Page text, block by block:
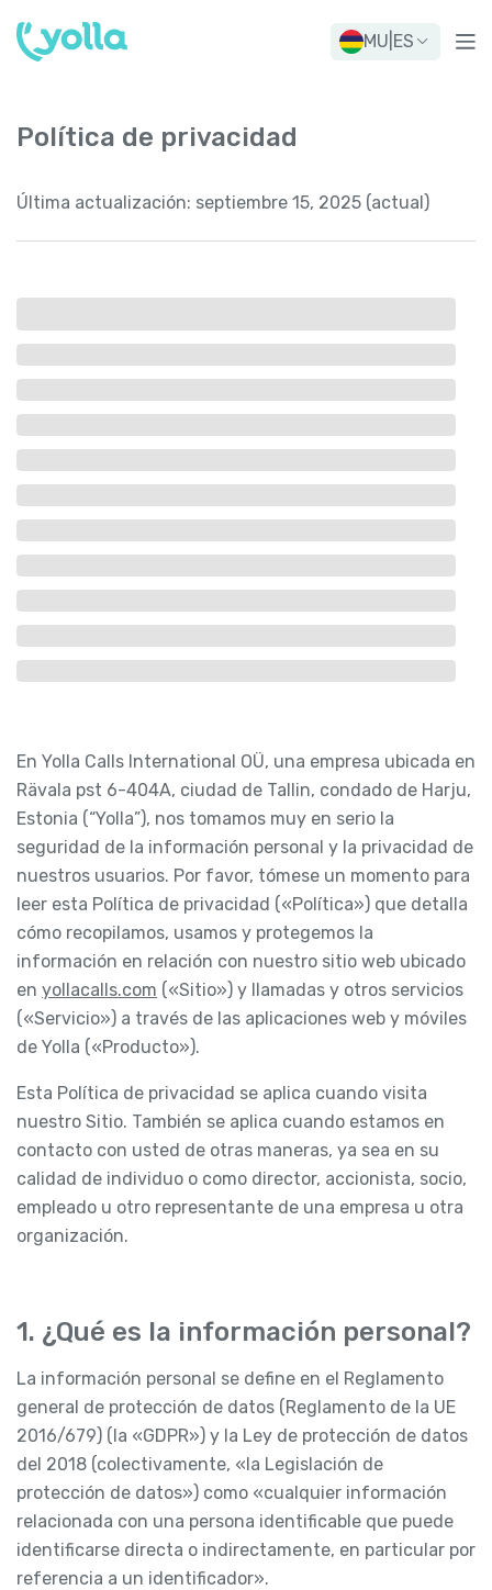
MU ES
Política de privacidad
Última actualización: septiembre 15, 2025 (actual)
En Yolla Calls International OÜ, una empresa ubicada en
Rävala pst 6-404A, ciudad de Tallin, condado de Harju,
Estonia (“Yolla”), nos tomamos muy en serio la
seguridad de la información personal y la privacidad de
nuestros usuarios. Por favor, tómese un momento para
leer esta Política de privacidad («Política») que detalla
cómo recopilamos, usamos y protegemos la
información en relación con nuestro sitio web ubicado
en yollacalls.com («Sitio») y llamadas y otros servicios
(«Servicio») a través de las aplicaciones web y móviles
de Yolla («Producto»).
Esta Política de privacidad se aplica cuando visita
nuestro Sitio. También se aplica cuando estamos en
contacto con usted de otras maneras, ya sea en su
calidad de individuo o como director, accionista, socio,
empleado u otro representante de una empresa u otra
organización.
1. ¿Qué es la información personal?
La información personal se define en el Reglamento
general de protección de datos (Reglamento de la UE
2016/679) (la «GDPR») y la Ley de protección de datos
del 2018 (colectivamente, «la Legislación de
protección de datos») como «cualquier información
relacionada con una persona identificable que puede
identificarse directa o indirectamente, en particular por
referencia a un identificador».